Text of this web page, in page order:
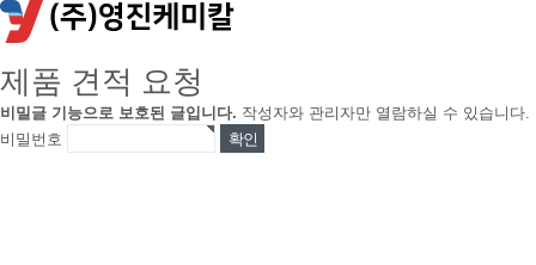
제품 견적 요청
비밀글 기능으로 보호된 글입니다. 작성자와 관리자만 열람하실 수 있습니다
비밀번호